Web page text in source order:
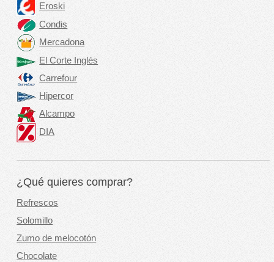
Eroski
Condis
Mercadona
El Corte Inglés
Carrefour
Hipercor
Alcampo
DIA
¿Qué quieres comprar?
Refrescos
Solomillo
Zumo de melocotón
Chocolate